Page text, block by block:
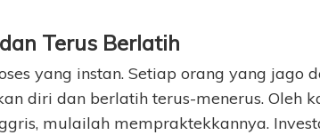
Terus Berlatih
yang instan. Setiap orang yang jago
diri dan berlatih terus-menerus. Oleh
mulailah mempraktekkannya.